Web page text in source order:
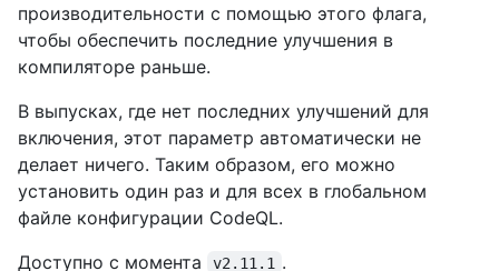
производительности с помощью этого флага,
чтобы обеспечить последние улучшения в
компиляторе раньше.
В выпусках, где нет последних улучшений для
включения, этот параметр автоматически не
делает ничего. Таким образом, его можно
установить один раз и для всех в глобальном
файле конфигурации CodeQL.
Доступно с момента
v2.11.1 .